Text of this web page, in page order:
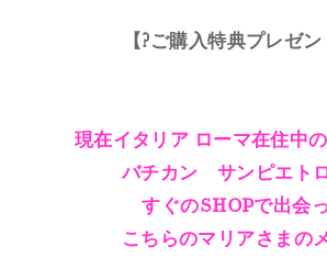
【?ご購入特典プレゼン
現在イタリア ローマ在住中
バチカン サンピエト
すぐのSHOPで出会
こちらのマリアさまの